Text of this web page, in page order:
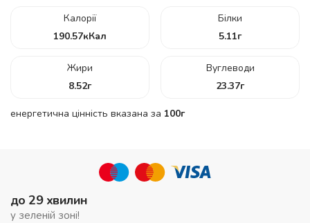
Калорії
190.57кКал
Білки
5.11г
Жири
8.52г
Вуглеводи
23.37г
енергетична цінність вказана за 100г
до 29 хвилин
у зеленій зоні!